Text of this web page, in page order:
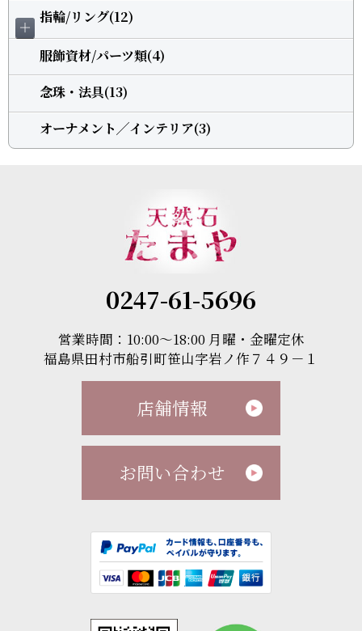
＋
指輪/リング(12)
服飾資材/パーツ類(4)
念珠・法具(13)
オーナメント╱インテリア(3)
0247-61-5696
営業時間：10:00～18:00 月曜・金曜定休
福島県田村市船引町笹山字岩ノ作７４９－１
店舗情報
お問い合わせ